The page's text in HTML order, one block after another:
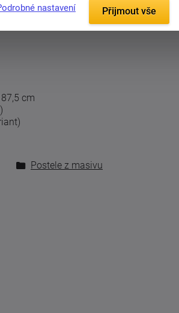
prostor je fixován ke konstrukci
cm
Postele z masivu
nastavení Přijmout vše